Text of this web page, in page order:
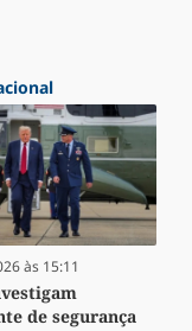
às 15:11
de segurança